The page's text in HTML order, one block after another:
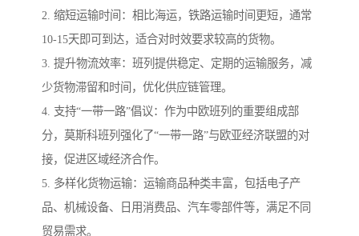
2. 缩短运输时间：相比海运，铁路运输时间更短，通常
10-15天即可到达，适合对时效要求较高的货物。
3. 提升物流效率：班列提供稳定、定期的运输服务，减
少货物滞留和时间，优化供应链管理。
4. 支持“一带一路”倡议：作为中欧班列的重要组成部
分，莫斯科班列强化了“一带一路”与欧亚经济联盟的对
接，促进区域经济合作。
5. 多样化货物运输：运输商品种类丰富，包括电子产
品、机械设备、日用消费品、汽车零部件等，满足不同
贸易需求。